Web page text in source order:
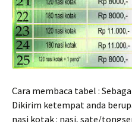
Cara membaca tabel :
Dikirim ketempat anda
nasi kotak : nasi, sate/